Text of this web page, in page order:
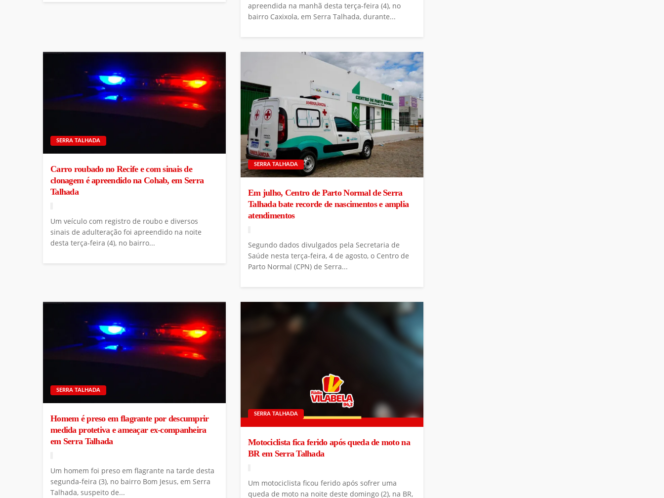
apreendida na manhã desta terça-feira (4), no
bairro Caxixola, em Serra Talhada, durante...
SERRA TALHADA
Carro roubado no Recife e com sinais de
clonagem é apreendido na Cohab, em Serra
Talhada
Um veículo com registro de roubo e diversos
sinais de adulteração foi apreendido na noite
desta terça-feira (4), no bairro...
SERRA TALHADA
Em julho, Centro de Parto Normal de Serra
Talhada bate recorde de nascimentos e amplia
atendimentos
Segundo dados divulgados pela Secretaria de
Saúde nesta terça-feira, 4 de agosto, o Centro de
Parto Normal (CPN) de Serra...
SERRA TALHADA
Homem é preso em flagrante por descumprir
medida protetiva e ameaçar ex-companheira
em Serra Talhada
Um homem foi preso em flagrante na tarde desta
segunda-feira (3), no bairro Bom Jesus, em Serra
Talhada, suspeito de...
SERRA TALHADA
Motociclista fica ferido após queda de moto na
BR em Serra Talhada
Um motociclista ficou ferido após sofrer uma
queda de moto na noite deste domingo (2), na BR,